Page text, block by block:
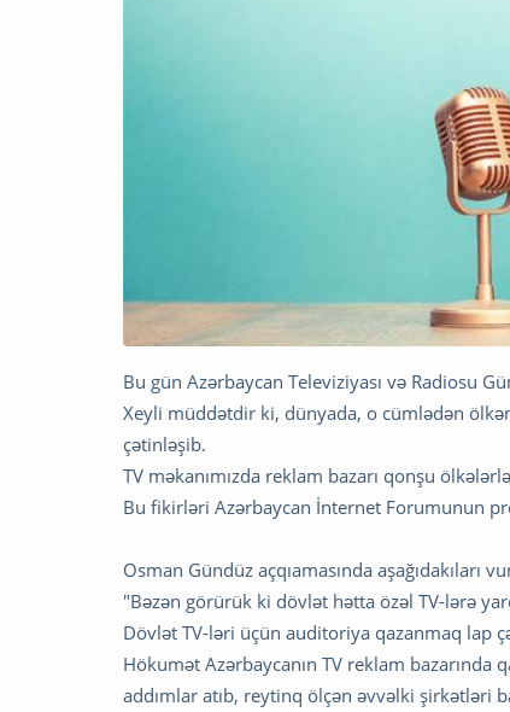
Bu gün Azərbaycan Televiziyası və Radiosu
Xeyli müddətdir ki, dünyada, o cümlədən
çətinləşib.
TV məkanımızda reklam bazarı qonşu
Bu fikirləri Azərbaycan İnternet Forumunun
Osman Gündüz açqıamasında aşağıdakıları
"Bəzən görürük ki dövlət hətta özəl TV-lərə
Dövlət TV-ləri üçün auditoriya qazanmaq lap
Hökumət Azərbaycanın TV reklam
addımlar atıb, reytinq ölçən əvvəlki şirkətləri